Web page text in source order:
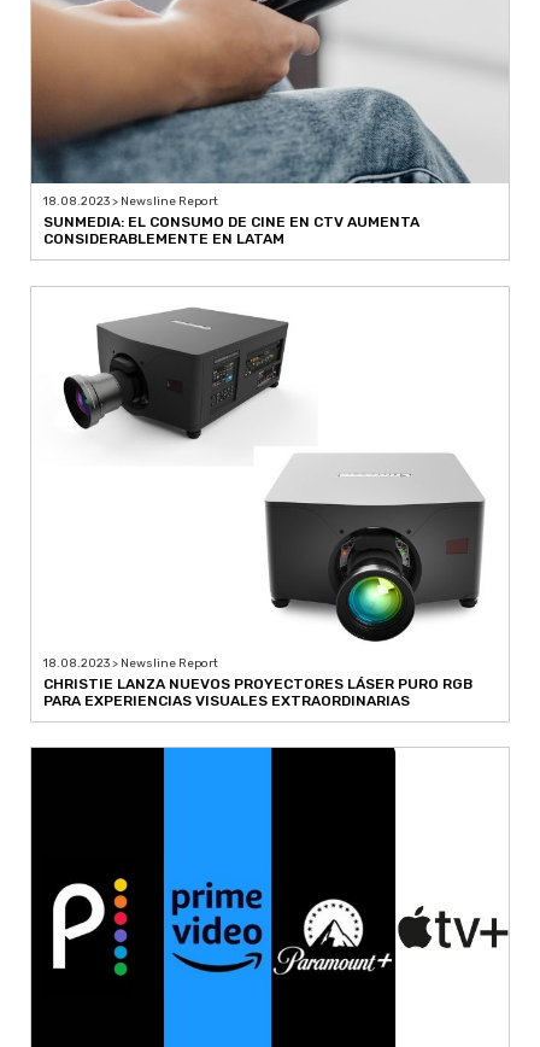
18.08.2023 > Newsline Report
SUNMEDIA: EL CONSUMO DE CINE EN CTV AUMENTA
CONSIDERABLEMENTE EN LATAM
18.08.2023 > Newsline Report
CHRISTIE LANZA NUEVOS PROYECTORES LÁSER PURO RGB
PARA EXPERIENCIAS VISUALES EXTRAORDINARIAS